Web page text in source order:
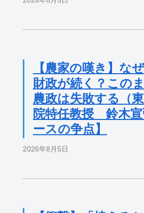
【農家の嘆き】な
財政が続く？この
農政は失敗する（
院特任教授 鈴木宣
ースの争点】
2026年8月5日